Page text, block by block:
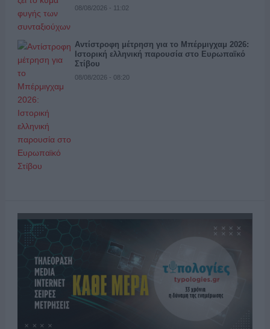
08/08/2026 - 11:02
Αντίστροφη μέτρηση για το Μπέρμιγχαμ 2026:
Ιστορική ελληνική παρουσία στο Ευρωπαϊκό
Στίβου
08/08/2026 - 08:20